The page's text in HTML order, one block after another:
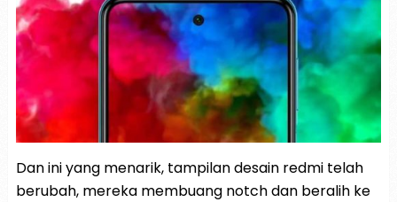
Dan ini yang menarik, tampilan desain redmi telah
berubah, mereka membuang notch dan beralih ke